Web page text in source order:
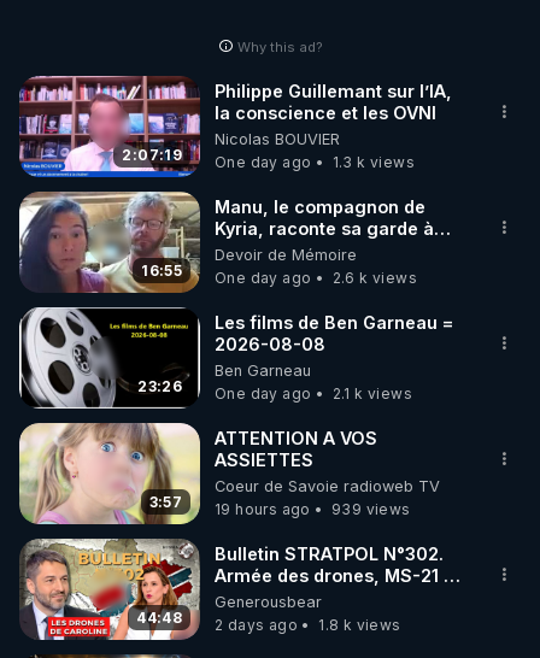
Why this ad?
2:07:19
Philippe Guillemant sur l’IA,
la conscience et les OVNI
Nicolas BOUVIER
One day ago
1.3 k views
16:55
Manu, le compagnon de
Kyria, raconte sa garde à
vue musclée. PARTAGEZ!
Devoir de Mémoire
One day ago
2.6 k views
23:26
Les films de Ben Garneau =
2026-08-08
Ben Garneau
One day ago
2.1 k views
3:57
ATTENTION A VOS
ASSIETTES
Coeur de Savoie radioweb TV
19 hours ago
939 views
44:48
Bulletin STRATPOL N°302.
Armée des drones, MS-21 en
série, missiles coréens.
07.08.2026.
Generousbear
2 days ago
1.8 k views